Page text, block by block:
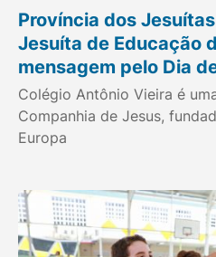
Província dos
Jesuíta de Educação
mensagem pelo Dia
Colégio Antônio Vieira é
Companhia de Jesus,
Europa